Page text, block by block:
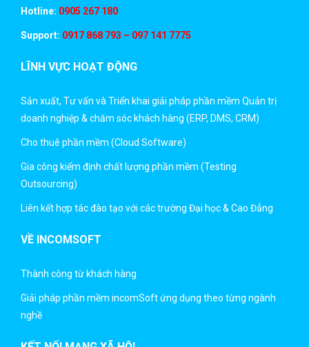
Hotline: 0905 267 180
Support: 0917 868 793 – 097 141 7775
LĨNH VỰC HOẠT ĐỘNG
Sản xuất, Tư vấn và Triển khai giải pháp phần mềm Quản trị
doanh nghiệp & chăm sóc khách hàng (ERP, DMS, CRM)
Cho thuê phần mềm (Cloud Software)
Gia công kiểm định chất lượng phần mềm (Testing
Outsourcing)
Liên kết hợp tác đào tạo với các trường Đại học & Cao Đẳng
VỀ INCOMSOFT
Thành công từ khách hàng
Giải pháp phần mềm incomSoft ứng dụng theo từng ngành
nghề